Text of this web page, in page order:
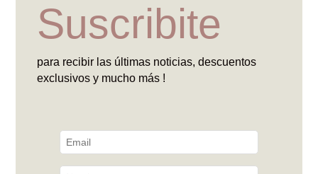
Suscribite
para recibir las últimas noticias, descuentos
exclusivos y mucho más !